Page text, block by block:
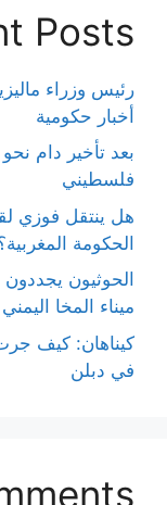
Posts
رئيس وزراء
أخبار حكومية
بعد تأخير دام
فلسطيني
هل ينتقل فوزي
الحكومة
الحوثيون
ميناء المخا اليمني
كيناهان: كيف
في دبلن